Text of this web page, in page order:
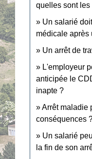
quelles sont les
Un salarié
médicale après
Un arrêt de
L'employeur
anticipée le
inapte ?
Arrêt maladie
conséquences
Un salarié
la fin de son